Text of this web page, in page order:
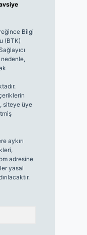
Bilgi
(BTK)
siteye üye
aykırı
adresine
yasal